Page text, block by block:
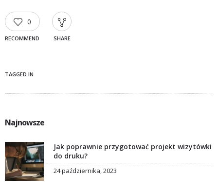
0
RECOMMEND SHARE
TAGGED IN
Najnowsze
Jak poprawnie przygotować projekt wizytówki
do druku?
24 października, 2023